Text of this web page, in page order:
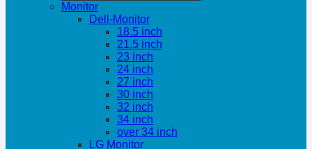
Monitor
Dell-Monitor
18.5 inch
21.5 inch
23 inch
24 inch
27 inch
30 inch
32 inch
34 inch
over 34 inch
LG Monitor